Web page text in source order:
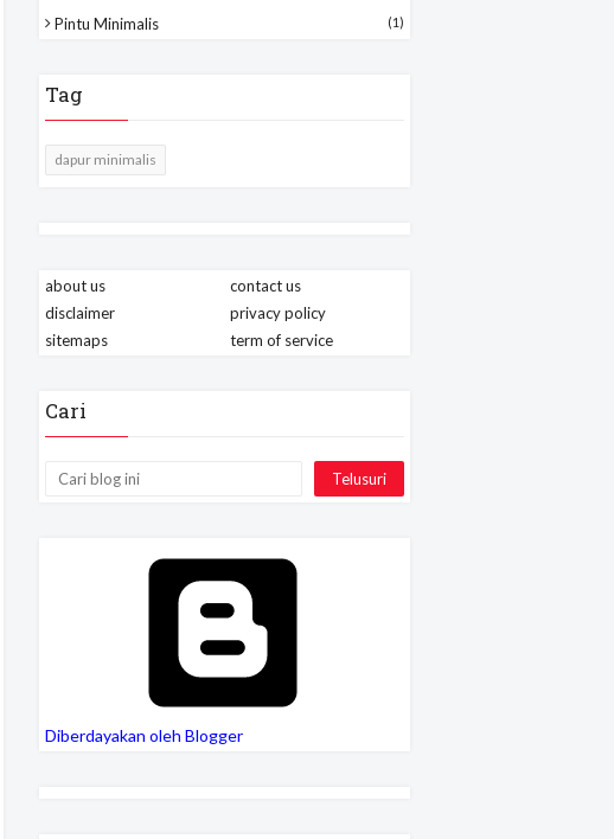
Pintu Minimalis (1)
Tag
dapur minimalis
about us
contact us
disclaimer
privacy policy
sitemaps
term of service
Cari
Diberdayakan oleh Blogger